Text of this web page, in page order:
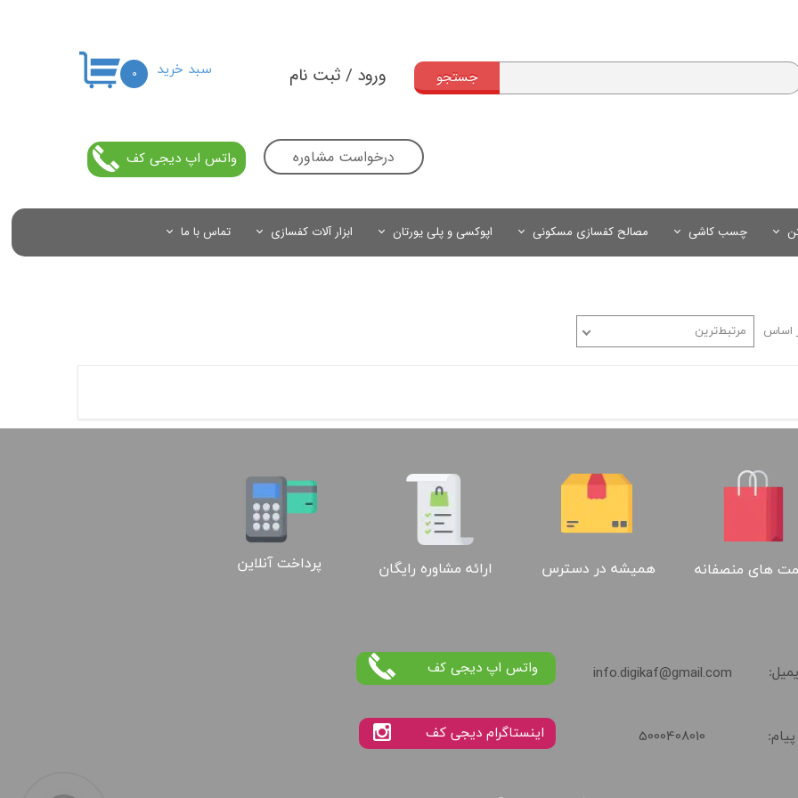
ورود / ثبت نام
تغییر گذر واژه
سفارشات
خروج از حساب کاربری
جستجو
چسب کاشی مصالح کفسازی مسکونی اپوکسی و پلی یورتان ابزار آلات کفسازی تماس با ما
۰ سبد خرید
درخواست مشاوره واتس اپ دیجی کف
اساس مرتبط‌ترین
های منصفانه همیشه در دسترس ارائه مشاوره رایگان پرداخت آنلاین
info.digikaf@gmail.com
5000408010
واتس اپ دیجی کف